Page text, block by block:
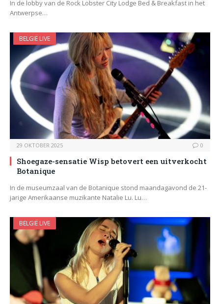
In de lobby van de Rock Lobster City Lodge Bed & Breakfast in het
Antwerpse…
BELGIË LIVE
29 OKTOBER 2025 0
Shoegaze-sensatie Wisp betovert een uitverkocht
Botanique
In de museumzaal van de Botanique stond maandagavond de 21-
jarige Amerikaanse muzikante Natalie Lu. Lu…
BELGIË LIVE